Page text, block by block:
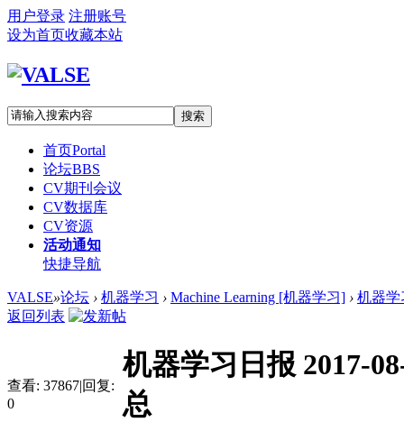
用户登录 注册账号
设为首页收藏本站
搜索
首页Portal
论坛BBS
CV期刊会议
CV数据库
CV资源
活动通知
快捷导航
VALSE»论坛 › 机器学习 › Machine Learning [机器学习] › 机器学
返回列表
查看: 37867|回复:
0
机器学习日报 2017-
总